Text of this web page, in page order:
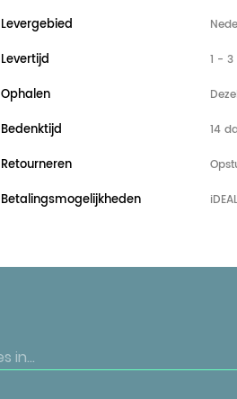
Levergebied
Levertijd 1 -
Ophalen
Bedenktijd 14
Retourneren
Betalingsmogelijkheden